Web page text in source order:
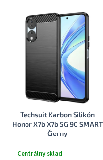
Techsuit Karbon Silikón
Honor X7b X7b 5G 90 SMART
Čierny
Centrálny sklad